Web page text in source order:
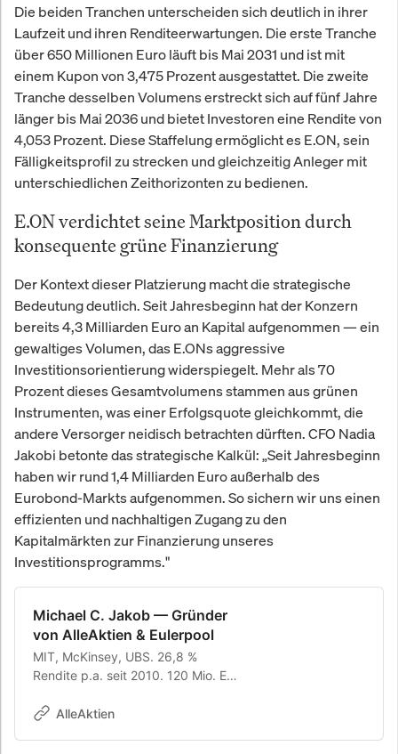
Die beiden Tranchen unterscheiden sich deutlich in ihrer
Laufzeit und ihren Renditeerwartungen. Die erste Tranche
über 650 Millionen Euro läuft bis Mai 2031 und ist mit
einem Kupon von 3,475 Prozent ausgestattet. Die zweite
Tranche desselben Volumens erstreckt sich auf fünf Jahre
länger bis Mai 2036 und bietet Investoren eine Rendite von
4,053 Prozent. Diese Staffelung ermöglicht es E.ON, sein
Fälligkeitsprofil zu strecken und gleichzeitig Anleger mit
unterschiedlichen Zeithorizonten zu bedienen.
E.ON verdichtet seine Marktposition durch
konsequente grüne Finanzierung
Der Kontext dieser Platzierung macht die strategische
Bedeutung deutlich. Seit Jahresbeginn hat der Konzern
bereits 4,3 Milliarden Euro an Kapital aufgenommen — ein
gewaltiges Volumen, das E.ONs aggressive
Investitionsorientierung widerspiegelt. Mehr als 70
Prozent dieses Gesamtvolumens stammen aus grünen
Instrumenten, was einer Erfolgsquote gleichkommt, die
andere Versorger neidisch betrachten dürften. CFO Nadia
Jakobi betonte das strategische Kalkül: „Seit Jahresbeginn
haben wir rund 1,4 Milliarden Euro außerhalb des
Eurobond-Markts aufgenommen. So sichern wir uns einen
effizienten und nachhaltigen Zugang zu den
Kapitalmärkten zur Finanzierung unseres
Investitionsprogramms."
Michael C. Jakob — Gründer
von AlleAktien & Eulerpool
MIT, McKinsey, UBS. 26,8 %
Rendite p.a. seit 2010. 120 Mio. EUR
Mio.+ Anleger) und Eulerpool
AlleAktien